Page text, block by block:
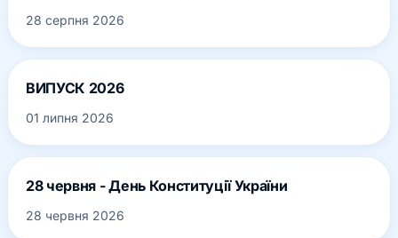
28 серпня 2026
ВИПУСК 2026
01 липня 2026
28 червня - День Конституції України
28 червня 2026